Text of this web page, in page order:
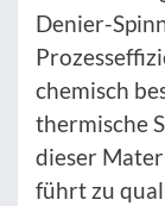
Denier-
chemisch
thermische
dieser
führt zu